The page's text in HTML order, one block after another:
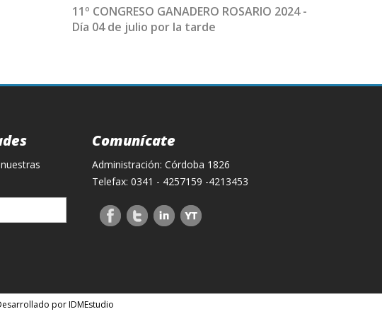
11º CONGRESO GANADERO ROSARIO 2024 -
Día 04 de julio por la tarde
Comunícate
Administración: Córdoba 1826
Telefax: 0341 - 4257159 -4213453
por IDMEstudio